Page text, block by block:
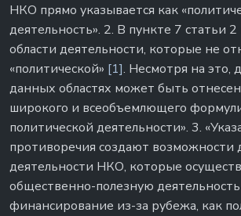
НКО прямо указывается как
деятельность». 2. В пункте 7 статьи
области деятельности, которые не
«политической» [1]. Несмотря на это,
данных областях может быть
широкого и всеобъемлющего
политической деятельности». 3.
противоречия создают возможности
деятельности НКО, которые
общественно-полезную
финансирование из-за рубежа, как